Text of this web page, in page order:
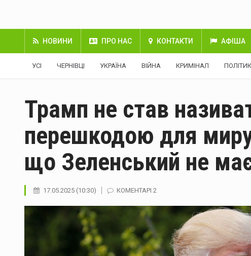
НОВИНИ ПРО НАС КОНТАКТИ АФІША
УСІ ЧЕРНІВЦІ УКРАЇНА ВІЙНА КРИМІНАЛ
Трамп не став
перешкодою для миру
що Зеленський не має
17.05.2025 (10:30) КОМЕНТАРІ 2